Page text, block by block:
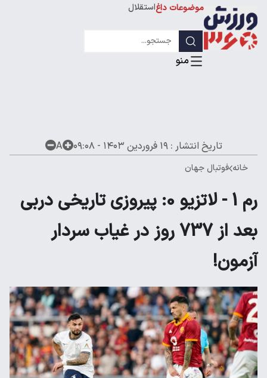
موضوعات داغاستقلال
تاریخ انتشار :۱۹ فروردین ۱۴۰۳ - ۰۹:۰۸ A
خانه فوتبال جهان
رم 1 - لاتزیو 0: پیروزی تاریخی دربی
بعد از 737 روز در غیاب سردار
آزمون!‌